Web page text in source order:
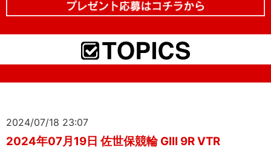
2024/07/18 23:07
2024年07月19日 佐世保競輪 GIII 9R VTR